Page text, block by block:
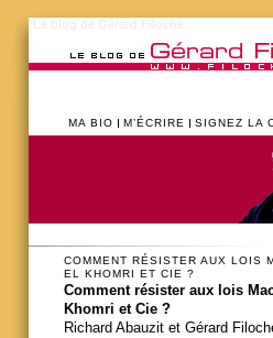
MA BIO M’ÉCRIRE SIGNEZ LA
COMMENT RÉSISTER AUX LOIS
EL KHOMRI ET CIE ?
Comment résister aux lois
Khomri et Cie ?
Richard Abauzit et Gérard